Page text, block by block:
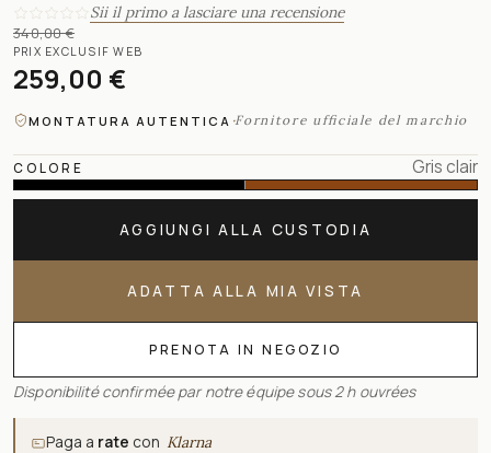
Sii il primo a lasciare una recensione
340,00 €
PRIX EXCLUSIF WEB
259,00 €
MONTATURA AUTENTICA ·Fornitore ufficiale del marchio
COLORE Gris clair
AGGIUNGI ALLA CUSTODIA
ADATTA ALLA MIA VISTA
PRENOTA IN NEGOZIO
Disponibilité confirmée par notre équipe sous 2 h ouvrées
Paga a rate con Klarna